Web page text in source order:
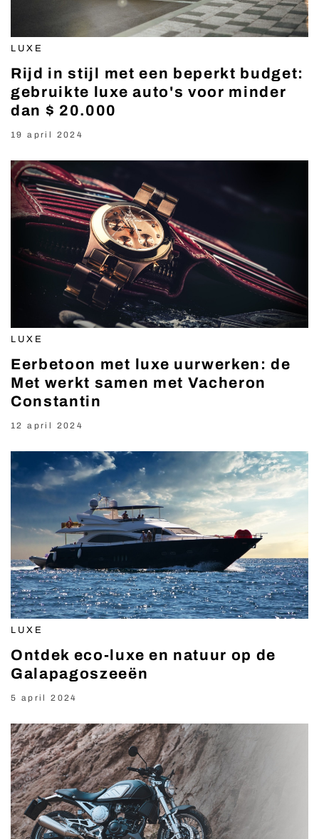
LUXE
Rijd in stijl met een beperkt budget:
gebruikte luxe auto's voor minder
dan $ 20.000
19 april 2024
LUXE
Eerbetoon met luxe uurwerken: de
Met werkt samen met Vacheron
Constantin
12 april 2024
LUXE
Ontdek eco-luxe en natuur op de
Galapagoszeeën
5 april 2024